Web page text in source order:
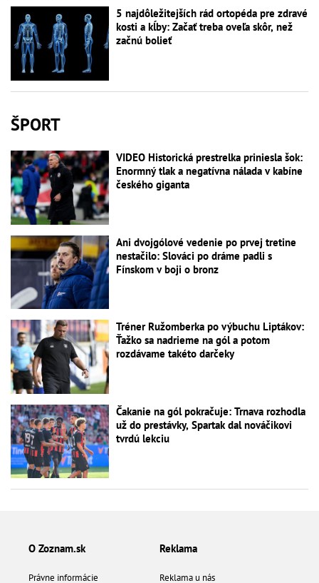
5 najdôležitejších rád ortopéda pre zdravé
kosti a kĺby: Začať treba oveľa skôr, než
začnú bolieť
ŠPORT
VIDEO Historická prestrelka priniesla šok:
Enormný tlak a negatívna nálada v kabíne
českého giganta
Ani dvojgólové vedenie po prvej tretine
nestačilo: Slováci po dráme padli s
Fínskom v boji o bronz
Tréner Ružomberka po výbuchu Liptákov:
Ťažko sa nadrieme na gól a potom
rozdávame takéto darčeky
Čakanie na gól pokračuje: Trnava rozhodla
už do prestávky, Spartak dal nováčikovi
tvrdú lekciu
O Zoznam.sk
Právne informácie
Reklama
Reklama u nás